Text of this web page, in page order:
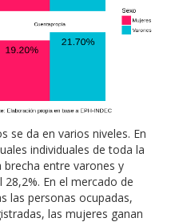
se da en varios niveles. En
individuales de toda la
entre varones y
En el mercado de
las personas ocupadas,
las mujeres ganan